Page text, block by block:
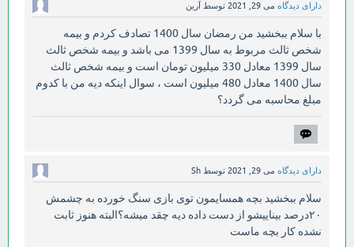
دارای دیدگاه می 29, 2021 توسط آرین
با سلام ببخشید من رمضان سال 1400 تصادف کردم و بیمه
شخص ثالث مربوط به سال 1399 می باشد و بیمه شخص ثالث
سال 1399 معادل 330 میلیون تومان است و بیمه شخص ثالث
سال 1400 معادل 480 میلیون است ، سوال اینکه دیه من با کدوم
مبلغ محاسبه می گردد؟
دارای دیدگاه می 29, 2021 توسط Sh
سلام ببخشید بچه همسایمون توی بازی سنگ خورده به چشمش
۲۰درصد بیناییشو از دست داده دیه چقد میشه؟البته هنوز ثابت
نشده کار بچه ماست